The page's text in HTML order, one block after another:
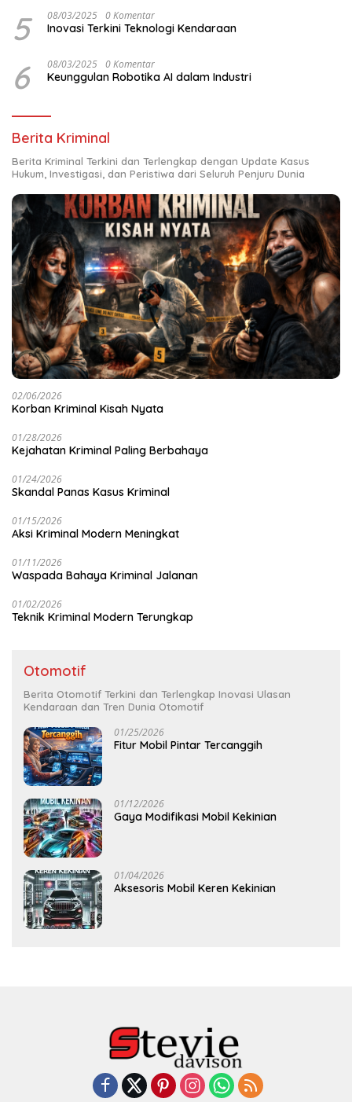
5 08/03/2025 0 Komentar
Inovasi Terkini Teknologi Kendaraan
6 08/03/2025 0 Komentar
Keunggulan Robotika AI dalam Industri
Berita Kriminal
Berita Kriminal Terkini dan Terlengkap dengan Update Kasus
Hukum, Investigasi, dan Peristiwa dari Seluruh Penjuru Dunia
02/06/2026
Korban Kriminal Kisah Nyata
01/28/2026
Kejahatan Kriminal Paling Berbahaya
01/24/2026
Skandal Panas Kasus Kriminal
01/15/2026
Aksi Kriminal Modern Meningkat
01/11/2026
Waspada Bahaya Kriminal Jalanan
01/02/2026
Teknik Kriminal Modern Terungkap
Otomotif
Berita Otomotif Terkini dan Terlengkap Inovasi Ulasan
Kendaraan dan Tren Dunia Otomotif
01/25/2026
Fitur Mobil Pintar Tercanggih
01/12/2026
Gaya Modifikasi Mobil Kekinian
01/04/2026
Aksesoris Mobil Keren Kekinian